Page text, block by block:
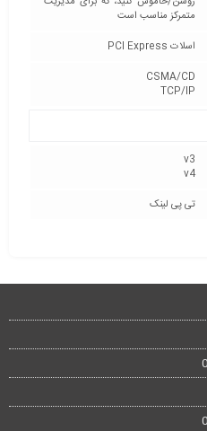
متمرکز مناسب است
اسلات PCI Express
CSMA/CD
TCP/IP
v3
v4
تی پی لینک